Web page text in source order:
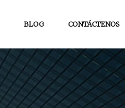
BLOG CONTÁCTENOS